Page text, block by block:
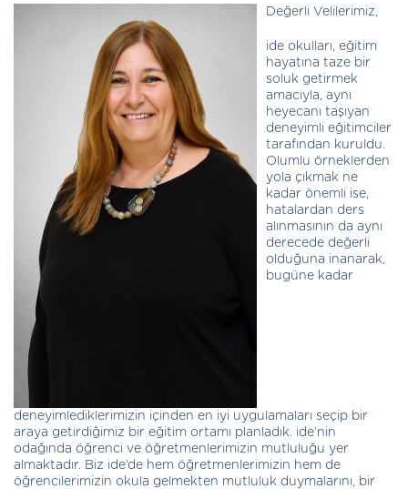
Değerli Velilerimiz,
ide okulları, eğitim
hayatına taze bir
soluk getirmek
amacıyla, aynı
heyecanı taşıyan
deneyimli eğitimciler
tarafından kuruldu.
Olumlu örneklerden
yola çıkmak ne
kadar önemli ise,
hatalardan ders
alınmasının da aynı
derecede değerli
olduğuna inanarak,
bugüne kadar
deneyimlediklerimizin içinden en iyi uygulamaları seçip bir
araya getirdiğimiz bir eğitim ortamı planladık. ide’nin
odağında öğrenci ve öğretmenlerimizin mutluluğu yer
almaktadır. Biz ide’de hem öğretmenlerimizin hem de
öğrencilerimizin okula gelmekten mutluluk duymalarını, bir